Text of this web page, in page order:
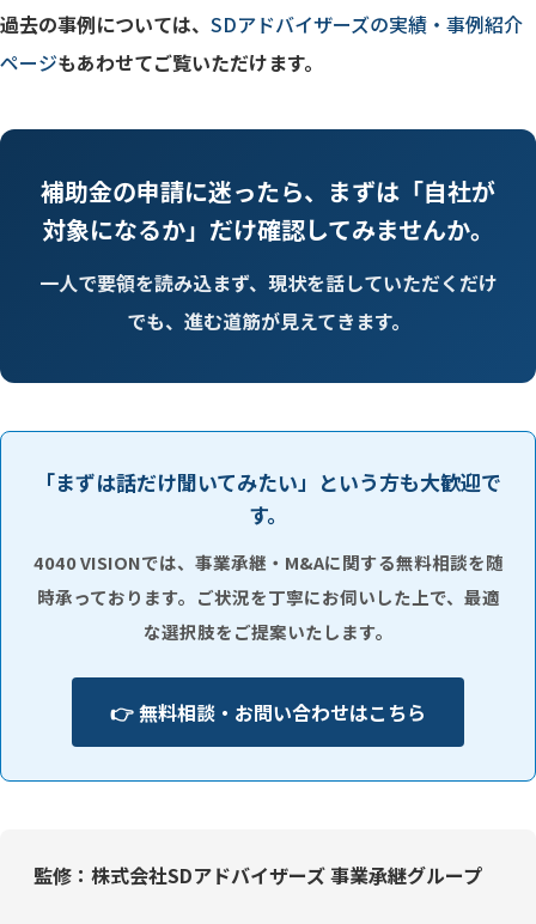
過去の事例については、 SDアドバイザーズの実績・事例紹介
ページもあわせてご覧いただけます。
補助金の申請に迷ったら、まずは「自社が
対象になるか」だけ確認してみませんか。
一人で要領を読み込まず、現状を話していただくだけ
でも、進む道筋が見えてきます。
「まずは話だけ聞いてみたい」という方も大歓迎で
す。
4040 VISIONでは、事業承継・M&Aに関する無料相談を随
時承っております。ご状況を丁寧にお伺いした上で、最適
な選択肢をご提案いたします。
👉 無料相談・お問い合わせはこちら
監修：株式会社SDアドバイザーズ 事業承継グループ